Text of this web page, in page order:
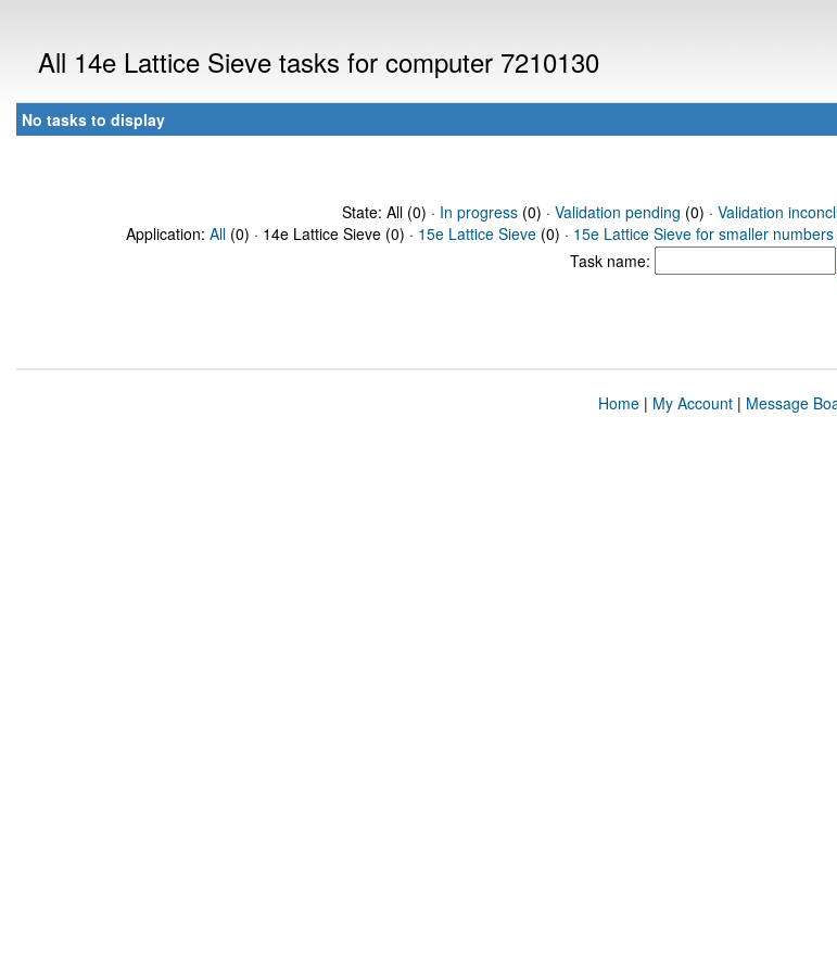
All 14e Lattice Sieve tasks for computer 7210130
No tasks to display
State: All (0) · In progress(0) · Validation pending (0) · Validation
Application: All (0) · 14e Lattice Sieve (0) · 15e Lattice Sieve (0) · 15e Lattice Sieve for smaller numbers
Task name:
Home| My Account| Message